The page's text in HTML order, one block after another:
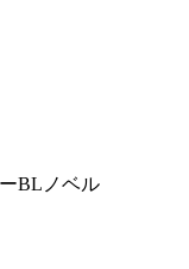
BLノベル